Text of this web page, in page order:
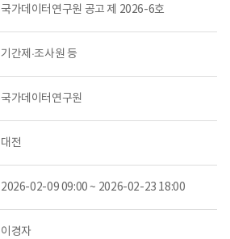
국가데이터연구원 공고 제 2026-6호
기간제·조사원 등
국가데이터연구원
대전
2026-02-09 09:00 ~ 2026-02-23 18:00
이경자